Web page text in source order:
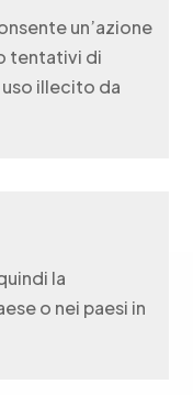
un’azione
tentativi di
illecito da
la
o nei paesi in